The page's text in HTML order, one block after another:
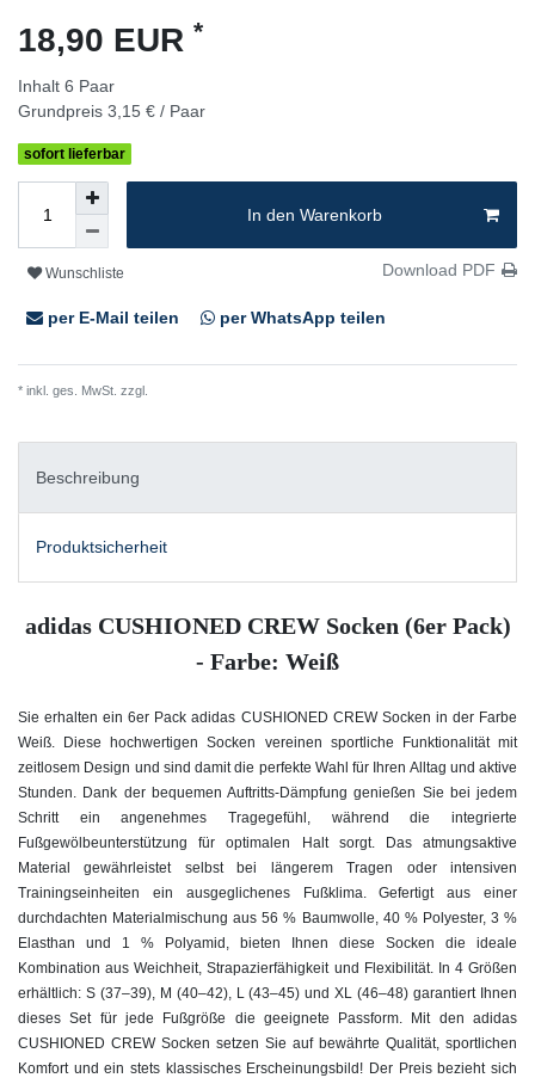
18,90 EUR *
Inhalt 6 Paar
Grundpreis 3,15 € / Paar
sofort lieferbar
In den Warenkorb
Wunschliste Download PDF
per E-Mail teilen per WhatsApp teilen
* inkl. ges. MwSt. zzgl.
Beschreibung
Produktsicherheit
adidas CUSHIONED CREW Socken (6er Pack)
- Farbe: Weiß
Sie erhalten ein 6er Pack adidas CUSHIONED CREW Socken in der Farbe
Weiß.
Diese hochwertigen Socken vereinen sportliche Funktionalität mit
zeitlosem Design und sind damit die perfekte Wahl für Ihren Alltag und aktive
Stunden. Dank der bequemen Auftritts-Dämpfung genießen Sie bei jedem
Schritt ein angenehmes Tragegefühl, während die integrierte
Fußgewölbeunterstützung für optimalen Halt sorgt. Das atmungsaktive
Material gewährleistet selbst bei längerem Tragen oder intensiven
Trainingseinheiten ein ausgeglichenes Fußklima. Gefertigt aus einer
durchdachten Materialmischung aus 56 % Baumwolle, 40 % Polyester, 3 %
Elasthan und 1 % Polyamid, bieten Ihnen diese Socken die ideale
Kombination aus Weichheit, Strapazierfähigkeit und Flexibilität. In 4 Größen
erhältlich: S (37–39), M (40–42), L (43–45) und XL (46–48) garantiert Ihnen
dieses Set für jede Fußgröße die geeignete Passform. Mit den adidas
CUSHIONED CREW Socken setzen Sie auf bewährte Qualität, sportlichen
Komfort und ein stets klassisches Erscheinungsbild! Der Preis bezieht sich